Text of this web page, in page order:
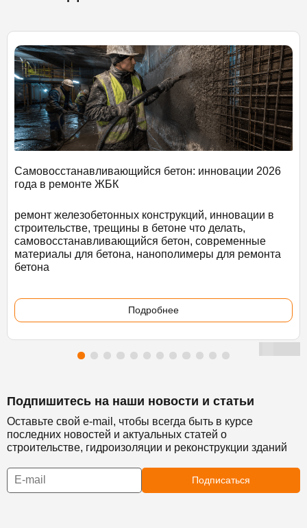
Самовосстанавливающийся бетон: инновации 2026
года в ремонте ЖБК
ремонт железобетонных конструкций, инновации в
строительстве, трещины в бетоне что делать,
самовосстанавливающийся бетон, современные
материалы для бетона, нанополимеры для ремонта
бетона
Подробнее
Подпишитесь на наши новости и статьи
Оставьте свой e-mail, чтобы всегда быть в курсе
последних новостей и актуальных статей о
строительстве, гидроизоляции и реконструкции зданий
Подписаться